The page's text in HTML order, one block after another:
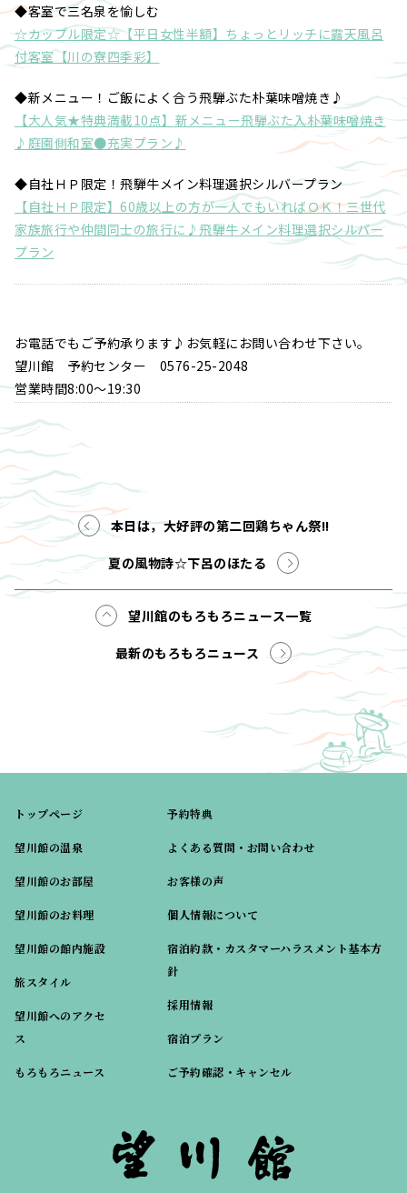
◆客室で三名泉を愉しむ
☆カップル限定☆【平日女性半額】ちょっとリッチに露天風呂
付客室【川の寮四季彩】
◆新メニュー！ご飯によく合う飛騨ぶた朴葉味噌焼き♪
【大人気★特典満載10点】新メニュー飛騨ぶた入朴葉味噌焼き
♪庭園側和室●充実プラン♪
◆自社ＨＰ限定！飛騨牛メイン料理選択シルバープラン
【自社ＨＰ限定】60歳以上の方が一人でもいればＯＫ！三世代
家族旅行や仲間同士の旅行に♪飛騨牛メイン料理選択シルバー
プラン
お電話でもご予約承ります♪お気軽にお問い合わせ下さい。
望川館 予約センター 0576-25-2048
営業時間8:00～19:30
本日は，大好評の第二回鶏ちゃん祭!!
夏の風物詩☆下呂のほたる
望川館のもろもろニュース一覧
最新のもろもろニュース
トップページ
望川館の温泉
望川館のお部屋
望川館のお料理
望川館の館内施設
旅スタイル
望川館へのアクセ
ス
もろもろニュース
予約特典
よくある質問・お問い合わせ
お客様の声
個人情報について
宿泊約款・カスタマーハラスメント基本方
針
採用情報
宿泊プラン
ご予約確認・キャンセル